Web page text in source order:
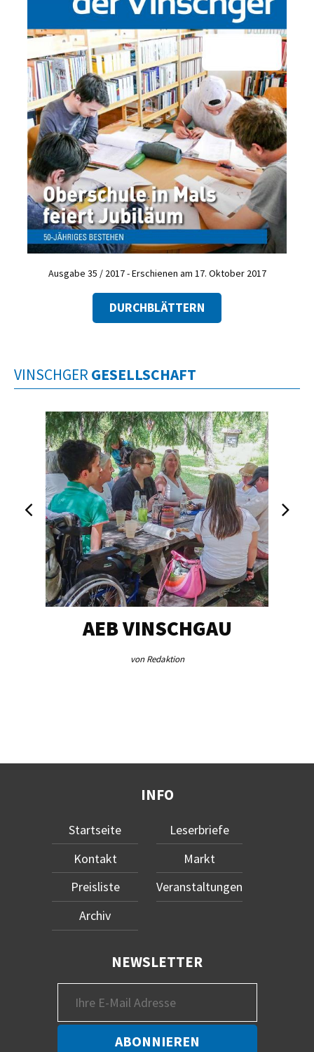
Ausgabe 35 / 2017 - Erschienen am 17. Oktober 2017
DURCHBLÄTTERN
VINSCHGER GESELLSCHAFT
AEB VINSCHGAU
von Redaktion
INFO
Startseite
Kontakt
Preisliste
Archiv
Leserbriefe
Markt
Veranstaltungen
NEWSLETTER